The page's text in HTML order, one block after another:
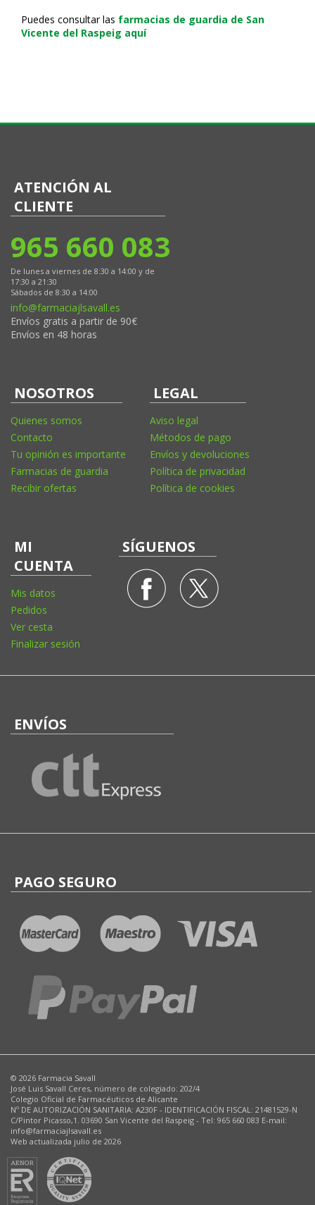
Puedes consultar las farmacias de guardia de San
Vicente del Raspeig aquí
ATENCIÓN AL
CLIENTE
965 660 083
De lunes a viernes de 8:30 a 14:00 y de
17:30 a 21:30
Sábados de 8:30 a 14:00
info@farmaciajlsavall.es
Envíos gratis a partir de 90€
Envíos en 48 horas
NOSOTROS
Quienes somos
Contacto
Tu opinión es importante
Farmacias de guardia
Recibir ofertas
LEGAL
Aviso legal
Métodos de pago
Envíos y devoluciones
Política de privacidad
Política de cookies
MI
CUENTA
Mis datos
Pedidos
Ver cesta
Finalizar sesión
SÍGUENOS
ENVÍOS
PAGO SEGURO
© 2026 Farmacia Savall
José Luis Savall Ceres, número de colegiado: 202/4
Colegio Oficial de Farmacéuticos de Alicante
Nº DE AUTORIZACIÓN SANITARIA: A230F - IDENTIFICACIÓN FISCAL: 21481529-N
C/Pintor Picasso,1. 03690 San Vicente del Raspeig - Tel: 965 660 083 E-mail:
info@farmaciajlsavall.es
Web actualizada julio de 2026